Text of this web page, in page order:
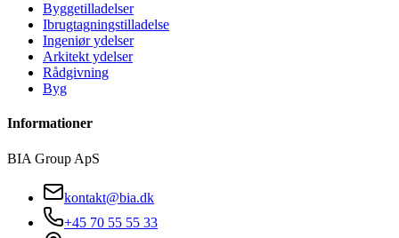
Byggetilladelser
Ibrugtagningstilladelse
Ingeniør ydelser
Arkitekt ydelser
Rådgivning
Byg
Informationer
BIA Group ApS
kontakt@bia.dk
+45 70 55 55 33